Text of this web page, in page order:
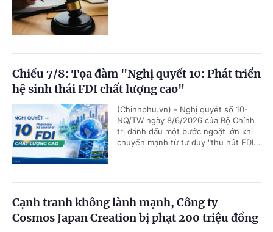
Chiều 7/8: Tọa đàm "Nghị quyết 10: Phát triển
hệ sinh thái FDI chất lượng cao"
(Chinhphu.vn) - Nghị quyết số 10-
NQ/TW ngày 8/6/2026 của Bộ Chính
trị đánh dấu một bước ngoặt lớn khi
chuyển mạnh từ tư duy "thu hút FDI...
Cạnh tranh không lành mạnh, Công ty
Cosmos Japan Creation bị phạt 200 triệu đồng